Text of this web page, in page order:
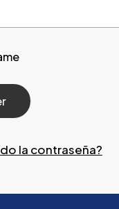
la contraseña?